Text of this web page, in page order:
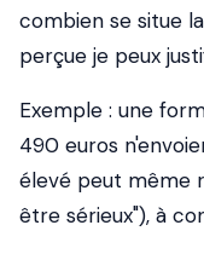
combien se situe
perçue je peux
Exemple : une
490 euros
élevé peut même
être sérieux"), à